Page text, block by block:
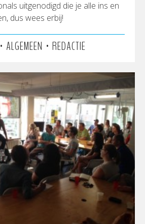
uitgenodigd die je alle ins en
dus wees erbij!
• ALGEMEEN • REDACTIE